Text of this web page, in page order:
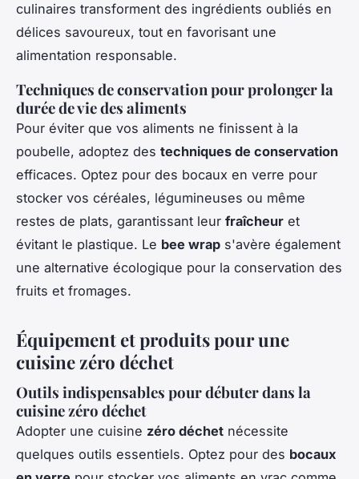
culinaires transforment des ingrédients oubliés en
délices savoureux, tout en favorisant une
alimentation responsable.
Techniques de conservation pour prolonger la
durée de vie des aliments
Pour éviter que vos aliments ne finissent à la
poubelle, adoptez des techniques de conservation
efficaces. Optez pour des bocaux en verre pour
stocker vos céréales, légumineuses ou même
restes de plats, garantissant leur fraîcheur et
évitant le plastique. Le bee wrap s'avère également
une alternative écologique pour la conservation des
fruits et fromages.
Équipement et produits pour une
cuisine zéro déchet
Outils indispensables pour débuter dans la
cuisine zéro déchet
Adopter une cuisine zéro déchet nécessite
quelques outils essentiels. Optez pour des bocaux